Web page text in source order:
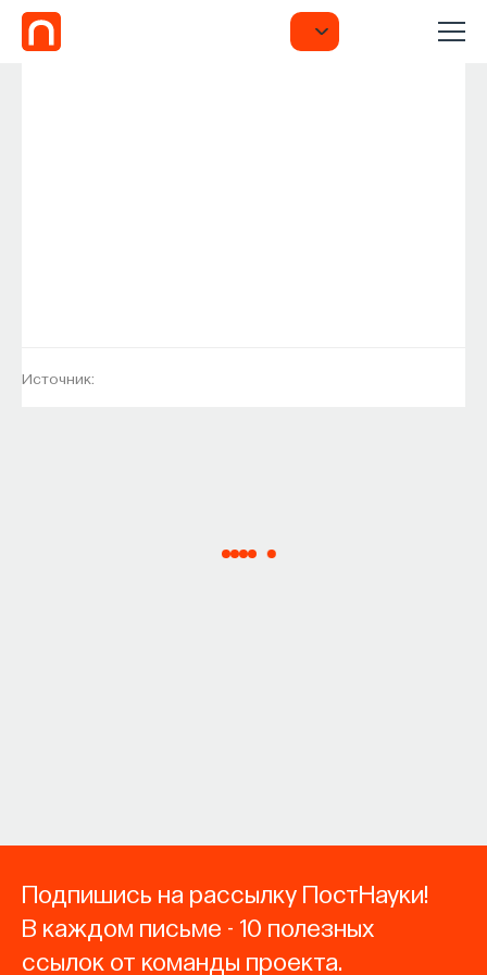
Источник:
Подпишись на рассылку ПостНауки!
В каждом письме - 10 полезных
ссылок от команды проекта.